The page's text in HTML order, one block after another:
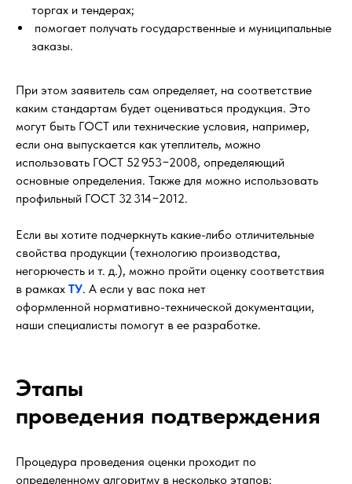
торгах и тендерах;
помогает получать государственные и муниципальные
заказы.
При этом заявитель сам определяет, на соответствие
каким стандартам будет оцениваться продукция. Это
могут быть ГОСТ или технические условия, например,
если она выпускается как утеплитель, можно
использовать ГОСТ 52 953−2008, определяющий
основные определения. Также для можно использовать
профильный ГОСТ 32 314−2012.
Если вы хотите подчеркнуть какие-либо отличительные
свойства продукции (технологию производства,
негорючесть и т. д.), можно пройти оценку соответствия
в рамках ТУ. А если у вас пока нет
оформленной нормативно-технической документации,
наши специалисты помогут в ее разработке.
Этапы
проведения подтверждения
Процедура проведения оценки проходит по
определенному алгоритму в несколько этапов: